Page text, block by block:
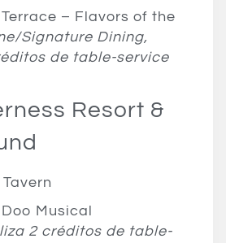
Terrace – Flavors of the
Signature Dining,
de table-service
Resort &
Musical
2 créditos de table-